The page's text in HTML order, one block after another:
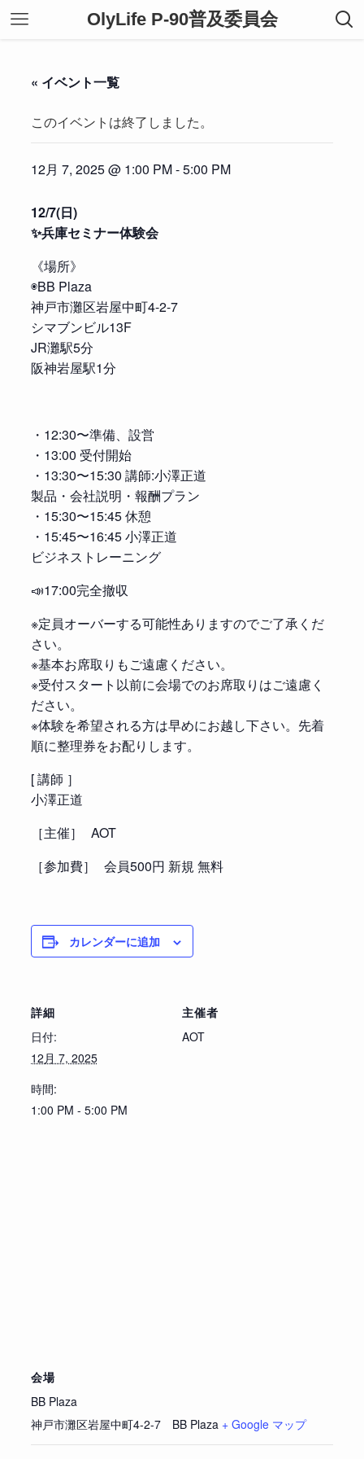
OlyLife P-90普及委員会
« イベント一覧
このイベントは終了しました。
12月 7, 2025 @ 1:00 PM-5:00 PM
12/7(日)
✨兵庫セミナー体験会
《場所》
◉BB Plaza
神戸市灘区岩屋中町4-2-7
シマブンビル13F
JR灘駅5分
阪神岩屋駅1分
・12:30〜準備、設営
・13:00 受付開始
・13:30〜15:30 講師:小澤正道
製品・会社説明・報酬プラン
・15:30〜15:45 休憩
・15:45〜16:45 小澤正道
ビジネストレーニング
📣17:00完全撤収
※定員オーバーする可能性ありますのでご了承くだ
さい。
※基本お席取りもご遠慮ください。
※受付スタート以前に会場でのお席取りはご遠慮く
ださい。
※体験を希望される方は早めにお越し下さい。先着
順に整理券をお配りします。
[ 講師 ］
小澤正道
［主催］ AOT
［参加費］ 会員500円 新規 無料
カレンダーに追加
詳細
日付:
12月 7, 2025
時間:
1:00 PM - 5:00 PM
主催者
AOT
会場
BB Plaza
神戸市灘区岩屋中町4-2-7 BB Plaza + Google マップ